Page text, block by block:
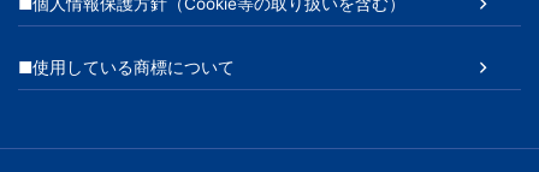
■個人情報保護方針（Cookie等の取り扱いを含む）
■使用している商標について